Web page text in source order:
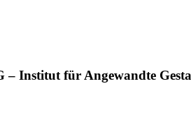
Institut für Angewandte